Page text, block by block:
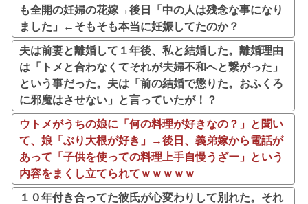
も全開の妊婦の花嫁→後日「中の人は残念な事になり
ました」←そもそも本当に妊娠してたのか？
夫は前妻と離婚して１年後、私と結婚した。離婚理由
は「トメと合わなくてそれが夫婦不和へと繋がった」
という事だった。夫は「前の結婚で懲りた。おふくろ
に邪魔はさせない」と言っていたが！？
ウトメがうちの娘に「何の料理が好きなの？」と聞い
て、娘「ぶり大根が好き」→後日、義弟嫁から電話が
あって「子供を使っての料理上手自慢うざー」という
内容をまくし立てられてｗｗｗｗｗ
１０年付き合ってた彼氏が心変わりして別れた。それ